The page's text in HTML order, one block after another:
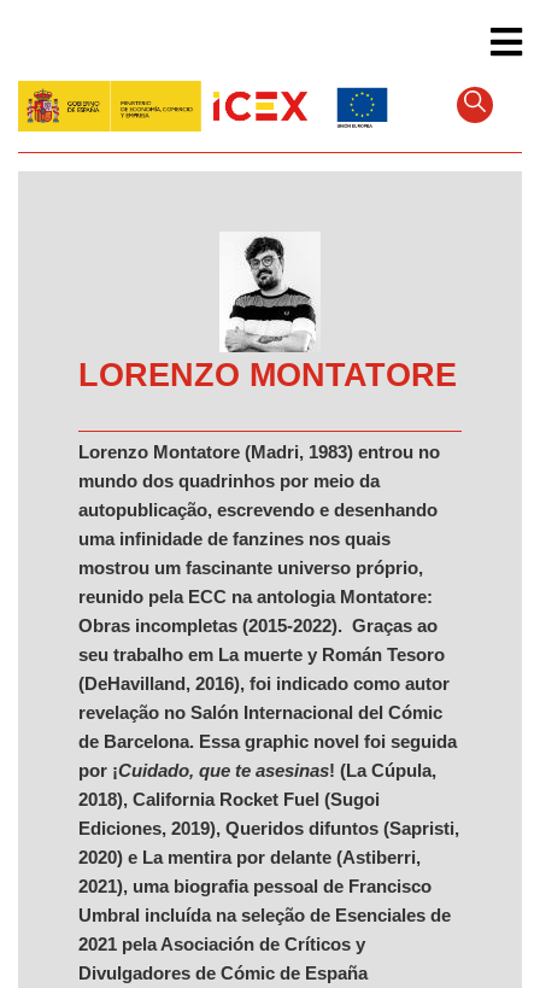
conteúdo
principal
LORENZO MONTATORE
Lorenzo Montatore (Madri, 1983) entrou no
mundo dos quadrinhos por meio da
autopublicação, escrevendo e desenhando
uma infinidade de fanzines nos quais
mostrou um fascinante universo próprio,
reunido pela ECC na antologia Montatore:
Obras incompletas (2015-2022). Graças ao
seu trabalho em La muerte y Román Tesoro
(DeHavilland, 2016), foi indicado como autor
revelação no Salón Internacional del Cómic
de Barcelona. Essa graphic novel foi seguida
por ¡Cuidado, que te asesinas! (La Cúpula,
2018), California Rocket Fuel (Sugoi
Ediciones, 2019), Queridos difuntos (Sapristi,
2020) e La mentira por delante (Astiberri,
2021), uma biografia pessoal de Francisco
Umbral incluída na seleção de Esenciales de
2021 pela Asociación de Críticos y
Divulgadores de Cómic de España